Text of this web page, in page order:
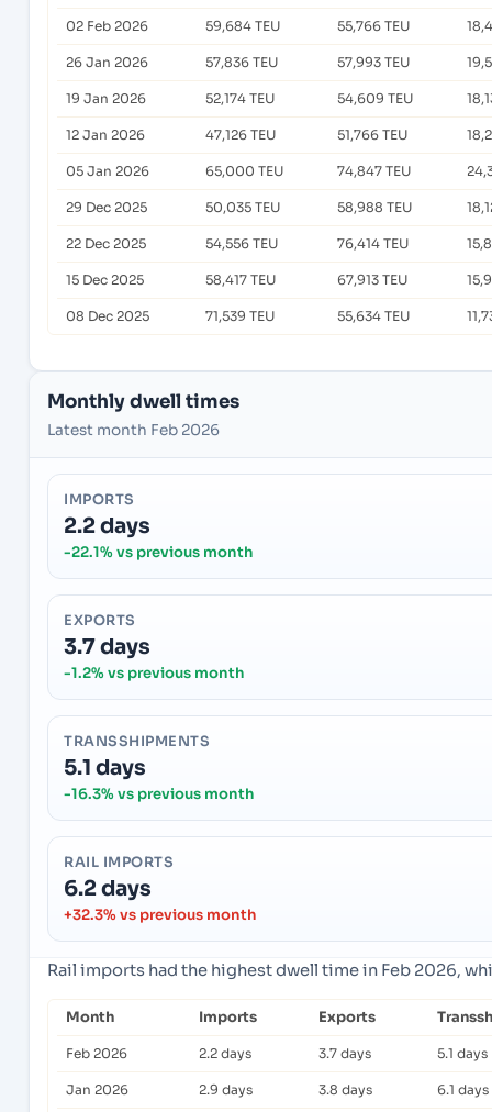
02 Feb 2026 59,684 TEU 55,766 TEU
26 Jan 2026 57,836 TEU 57,993 TEU
19 Jan 2026 52,174 TEU 54,609 TEU
12 Jan 2026 47,126 TEU 51,766 TEU
05 Jan 2026 65,000 TEU 74,847 TEU
29 Dec 2025 50,035 TEU 58,988 TEU
22 Dec 2025 54,556 TEU 76,414 TEU
15 Dec 2025 58,417 TEU 67,913 TEU
08 Dec 2025 71,539 TEU 55,634 TEU
Monthly dwell times
Latest month Feb 2026
IMPORTS
2.2 days
-22.1% vs previous month
EXPORTS
3.7 days
-1.2% vs previous month
TRANSSHIPMENTS
5.1 days
-16.3% vs previous month
RAIL IMPORTS
6.2 days
+32.3% vs previous month
Rail imports had the highest dwell time in Feb 2026,
Month Imports Exports
Feb 2026 2.2 days 3.7 days 5.1 days
Jan 2026 2.9 days 3.8 days 6.1 days